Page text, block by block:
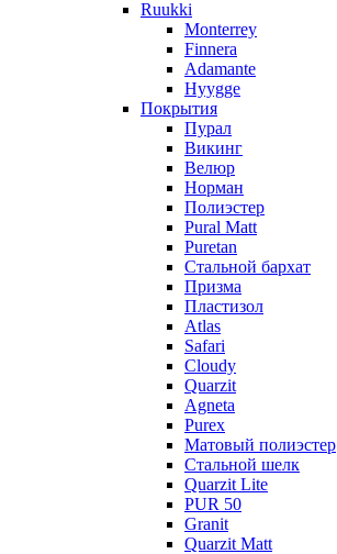
Ruukki
Monterrey
Finnera
Adamante
Hyygge
Покрытия
Пурал
Викинг
Велюр
Норман
Полиэстер
Pural Matt
Puretan
Стальной бархат
Призма
Пластизол
Atlas
Safari
Cloudy
Quarzit
Agneta
Purex
Матовый полиэстер
Стальной шелк
Quarzit Lite
PUR 50
Granit
Quarzit Matt